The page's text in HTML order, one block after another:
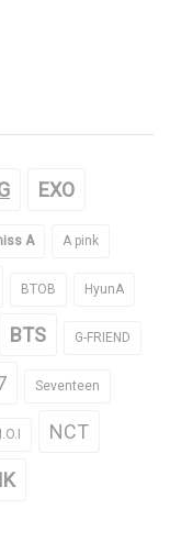
EXO
A A pink
BTOB HyunA
BTS G-FRIEND
Seventeen
I.O.I NCT